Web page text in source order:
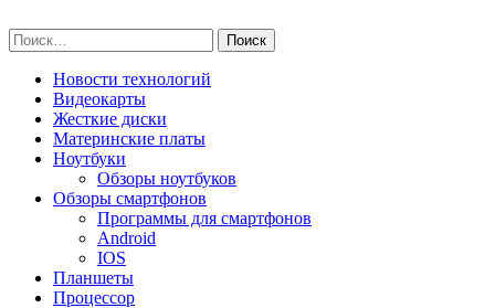
to
content
Найти:
Новости технологий
Видеокарты
Жесткие диски
Материнские платы
Ноутбуки
Обзоры ноутбуков
Обзоры смартфонов
Программы для смартфонов
Android
IOS
Планшеты
Процессор